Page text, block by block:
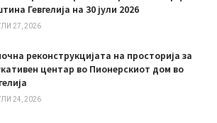
Гевгелија на 30 јули 2026
27, 2026
реконструкцијата на просторија за
центар во Пионерскиот дом во
24, 2026